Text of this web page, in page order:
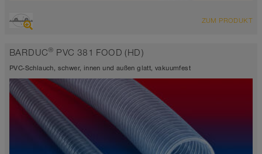
ÜBERSICHT
Saugschlauch + Druckschlauch
-40°C bis 125°C (150°C)
ZUM PRODUKT
BARDUC® PVC 381 FOOD (HD)
PVC-Schlauch, schwer, innen und außen glatt, vakuumfest